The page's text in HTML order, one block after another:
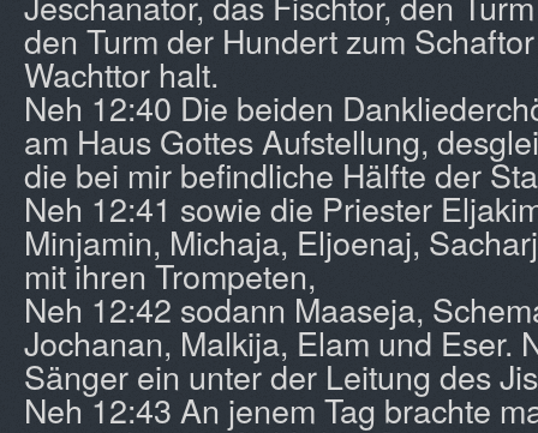
den Turm der Hundert zum
Wachttor halt.
Neh 12:40 Die beiden
am Haus Gottes Aufstellung,
die bei mir befindliche Hälfte der
Neh 12:41 sowie die Priester
Minjamin, Michaja, Eljoenaj,
mit ihren Trompeten,
Neh 12:42 sodann Maaseja,
Jochanan, Malkija, Elam und Eser.
Sänger ein unter der Leitung des
Neh 12:43 An jenem Tag brachte